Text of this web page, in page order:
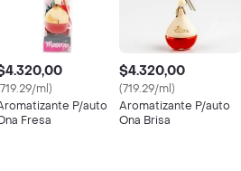
ml)
P/auto
Fresa
$4.320,00
(719.29/ml)
Aromatizante P/auto
Ona Brisa